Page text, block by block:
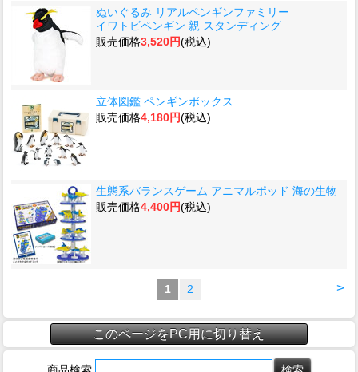
ぬいぐるみ リアルペンギンファミリー
イワトビペンギン 親 スタンディング
販売価格3,520円(税込)
立体図鑑 ペンギンボックス
販売価格4,180円(税込)
生態系バランスゲーム アニマルポッド 海の生物
販売価格4,400円(税込)
>
1 2
このページをPC用に切り替え